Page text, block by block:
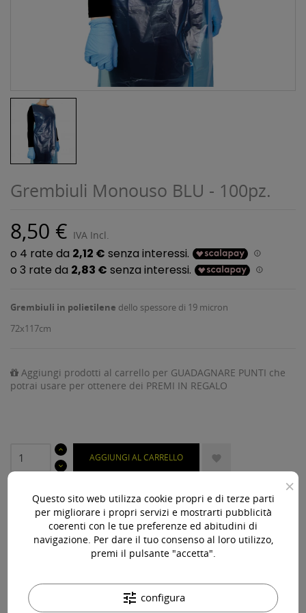
Grembiuli Monouso BLU - 100pz.
8,50 € IVA Incl.
Grembiuli in polietilene dello spessore di 19 micron
72x117cm
Aggiungi prodotti al carrello per GUADAGNARE PUNTI che
potrai usare per ottenere dei PREMI IN REGALO
AGGIUNGI AL CARRELLO 
Acquista 119,00 € (iva incl.) di prodotti per ottenere la
spedizione gratuita!
Paga online, alla consegna o in comode rate
×
Questo sito web utilizza cookie propri e di terze parti
per migliorare i propri servizi e mostrarti pubblicità
coerenti con le tue preferenze ed abitudini di
navigazione. Per dare il tuo consenso al loro utilizzo,
premi il pulsante "accetta".
tune configura